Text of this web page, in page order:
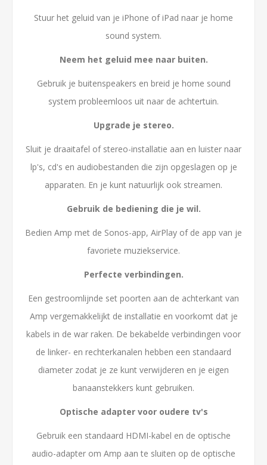
Stuur het geluid van je iPhone of iPad naar je home
sound system.
Neem het geluid mee naar buiten.
Gebruik je buitenspeakers en breid je home sound
system probleemloos uit naar de achtertuin.
Upgrade je stereo.
Sluit je draaitafel of stereo-installatie aan en luister naar
lp's, cd's en audiobestanden die zijn opgeslagen op je
apparaten. En je kunt natuurlijk ook streamen.
Gebruik de bediening die je wil.
Bedien Amp met de Sonos-app, AirPlay of de app van je
favoriete muziekservice.
Perfecte verbindingen.
Een gestroomlijnde set poorten aan de achterkant van
Amp vergemakkelijkt de installatie en voorkomt dat je
kabels in de war raken. De bekabelde verbindingen voor
de linker- en rechterkanalen hebben een standaard
diameter zodat je ze kunt verwijderen en je eigen
banaanstekkers kunt gebruiken.
Optische adapter voor oudere tv's
Gebruik een standaard HDMI-kabel en de optische
audio-adapter om Amp aan te sluiten op de optische